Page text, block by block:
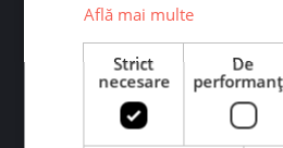
Contactează-ne pe WhatsApp sau
rapid! Program: L-V
Scrie-ne pe
Scrie-ne pe
Află mai multe
Strict
necesare
De